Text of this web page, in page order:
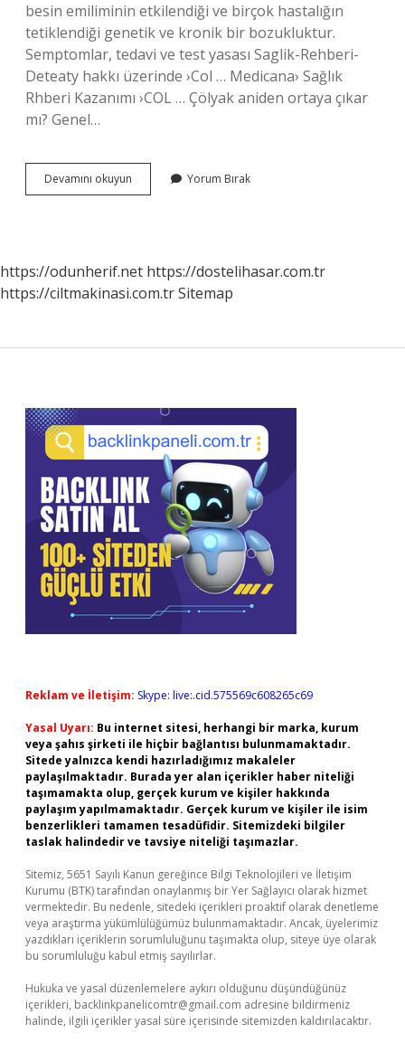
besin emiliminin etkilendiği ve birçok hastalığın
tetiklendiği genetik ve kronik bir bozukluktur.
Semptomlar, tedavi ve test yasası Saglik-Rehberi-
Deteaty hakkı üzerinde ›Col … Medicana› Sağlık
Rhberi Kazanımı ›COL … Çölyak aniden ortaya çıkar
mı? Genel…
Devamını okuyun
Atakları
Yorum Bırak
https://odunherif.net https://dostelihasar.com.tr
https://ciltmakinasi.com.trSitemap
Sidebar
Reklam ve İletişim: Skype: live:.cid.575569c608265c69
Yasal Uyarı: Bu internet sitesi, herhangi bir marka, kurum
veya şahıs şirketi ile hiçbir bağlantısı bulunmamaktadır.
Sitede yalnızca kendi hazırladığımız makaleler
paylaşılmaktadır. Burada yer alan içerikler haber niteliği
taşımamakta olup, gerçek kurum ve kişiler hakkında
paylaşım yapılmamaktadır. Gerçek kurum ve kişiler ile isim
benzerlikleri tamamen tesadüfidir. Sitemizdeki bilgiler
taslak halindedir ve tavsiye niteliği taşımazlar.
Sitemiz, 5651 Sayılı Kanun gereğince Bilgi Teknolojileri ve İletişim
Kurumu (BTK) tarafından onaylanmış bir Yer Sağlayıcı olarak hizmet
vermektedir. Bu nedenle, sitedeki içerikleri proaktif olarak denetleme
veya araştırma yükümlülüğümüz bulunmamaktadır. Ancak, üyelerimiz
yazdıkları içeriklerin sorumluluğunu taşımakta olup, siteye üye olarak
bu sorumluluğu kabul etmiş sayılırlar.
Hukuka ve yasal düzenlemelere aykırı olduğunu düşündüğünüz
içerikleri, backlinkpanelicomtr@gmail.com adresine bildirmeniz
halinde, ilgili içerikler yasal süre içerisinde sitemizden kaldırılacaktır.